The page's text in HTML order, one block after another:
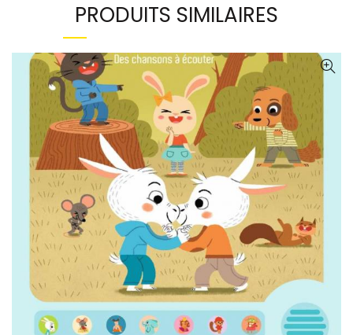
PRODUITS SIMILAIRES